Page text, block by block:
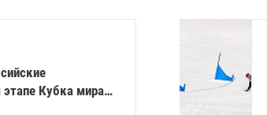
Кубка мира